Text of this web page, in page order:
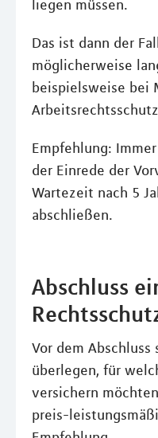
liegen müssen.
Das ist dann der
möglicherweise
beispielsweise
Empfehlung:
der Einrede der
Wartezeit nach 5
abschließen.
Abschluss
Vor dem Abschluss
überlegen, für
versichern
preis-